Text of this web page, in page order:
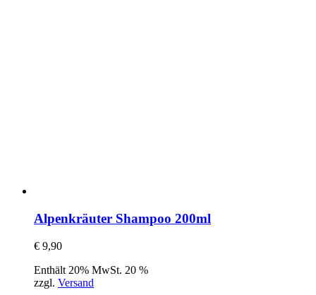
Alpenkräuter Shampoo 200ml
€ 9,90
Enthält 20% MwSt. 20 %
zzgl. Versand